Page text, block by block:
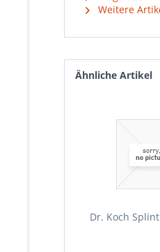
Weitere
Ähnliche Artikel
Dr. Koch